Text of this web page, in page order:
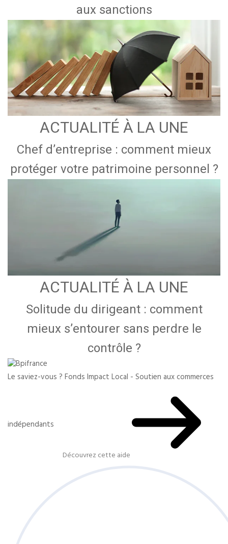
aux sanctions
ACTUALITÉ À LA UNE
Chef d’entreprise : comment mieux
protéger votre patrimoine personnel ?
ACTUALITÉ À LA UNE
Solitude du dirigeant : comment
mieux s’entourer sans perdre le
contrôle ?
Le saviez-vous ?Fonds Impact Local - Soutien aux commerces
indépendants
Découvrez cette aide